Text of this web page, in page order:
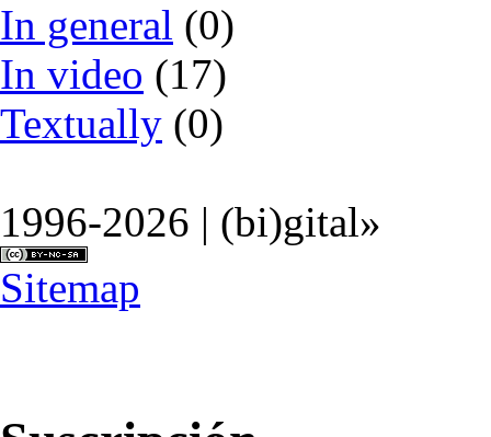
In general (0)
In video (17)
Textually (0)
1996-2026 | (bi)gital»
Sitemap